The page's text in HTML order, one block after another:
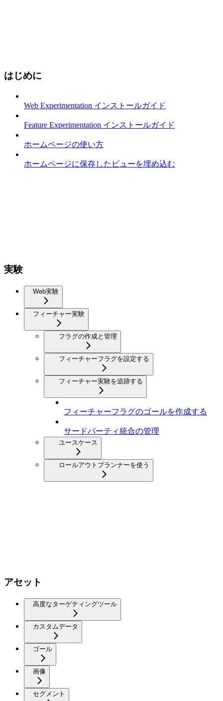
はじめに
Web Experimentation インストールガイド
Feature Experimentation インストールガイド
ホームページの使い方
ホームページに保存したビューを埋め込む
実験
Web実験
フィーチャー実験
フラグの作成と管理
フィーチャーフラグを設定する
フィーチャー実験を追跡する
フィーチャーフラグのゴールを作成する
サードパーティ統合の管理
ユースケース
ロールアウトプランナーを使う
アセット
高度なターゲティングツール
カスタムデータ
ゴール
画像
セグメント